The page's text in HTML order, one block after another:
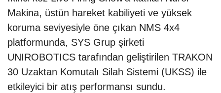
Makina, üstün hareket kabiliyeti ve yüksek
koruma seviyesiyle öne çıkan NMS 4x4
platformunda, SYS Grup şirketi
UNIROBOTICS tarafından geliştirilen TRAKON
30 Uzaktan Komutalı Silah Sistemi (UKSS) ile
etkileyici bir atış performansı sundu.